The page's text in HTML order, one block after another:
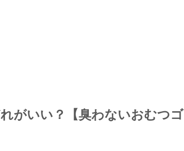
がいい？【臭わないおむつゴ